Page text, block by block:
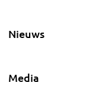
Nieuws
Media